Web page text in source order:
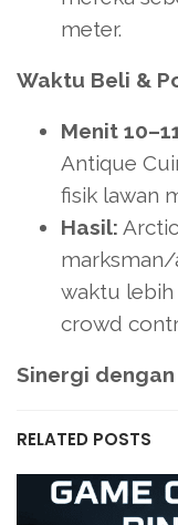
meter.
Waktu Beli &
Menit
Antique
fisik lawan
Hasil:
marksman/
waktu
crowd
Sinergi
RELATED POSTS